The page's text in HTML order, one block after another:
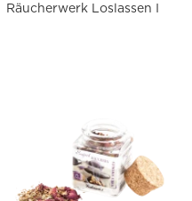
Räucherwerk Loslassen I